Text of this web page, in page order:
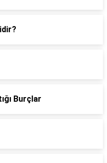
Burçlar